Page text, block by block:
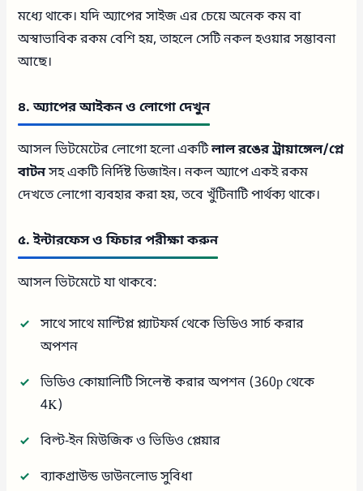
মধ্যে থাকে। যদি অ্যাপের সাইজ এর চেয়ে অনেক কম বা
অস্বাভাবিক রকম বেশি হয়, তাহলে সেটি নকল হওয়ার সম্ভাবনা
আছে।
৪. অ্যাপের আইকন ও লোগো দেখুন
আসল ভিটমেটের লোগো হলো একটিলাল রঙের ট্রায়াঙ্গেল/প্লে
বাটনসহ একটি নির্দিষ্ট ডিজাইন। নকল অ্যাপে একই রকম
দেখতে লোগো ব্যবহার করা হয়, তবে খুঁটিনাটি পার্থক্য থাকে।
৫. ইন্টারফেস ও ফিচার পরীক্ষা করুন
আসল ভিটমেটে যা থাকবে:
সাথে সাথে মাল্টিপ্ল প্ল্যাটফর্ম থেকে ভিডিও সার্চ করার
অপশন
ভিডিও কোয়ালিটি সিলেক্ট করার অপশন (360p থেকে
4K)
বিল্ট-ইন মিউজিক ও ভিডিও প্লেয়ার
ব্যাকগ্রাউন্ড ডাউনলোড সুবিধা